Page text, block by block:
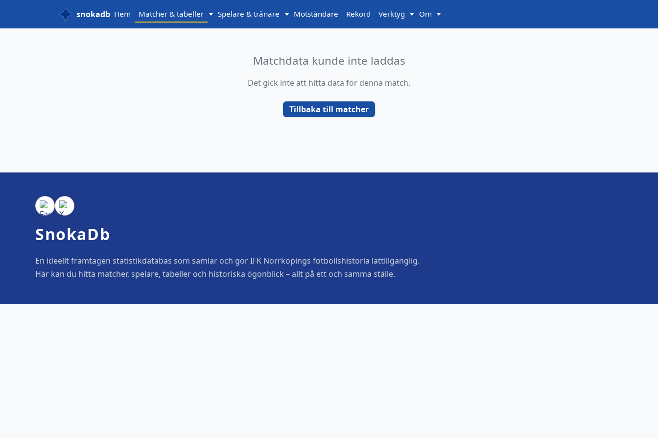
snokadb Hem Matcher & tabeller Spelare & tränare Motståndare Rekord Verktyg Om
Matchdata kunde inte laddas
Det gick inte att hitta data för denna match.
Tillbaka till matcher
SnokaDb
En ideellt framtagen statistikdatabas som samlar och gör IFK Norrköpings fotbollshistoria lättillgänglig.
Här kan du hitta matcher, spelare, tabeller och historiska ögonblick – allt på ett och samma ställe.